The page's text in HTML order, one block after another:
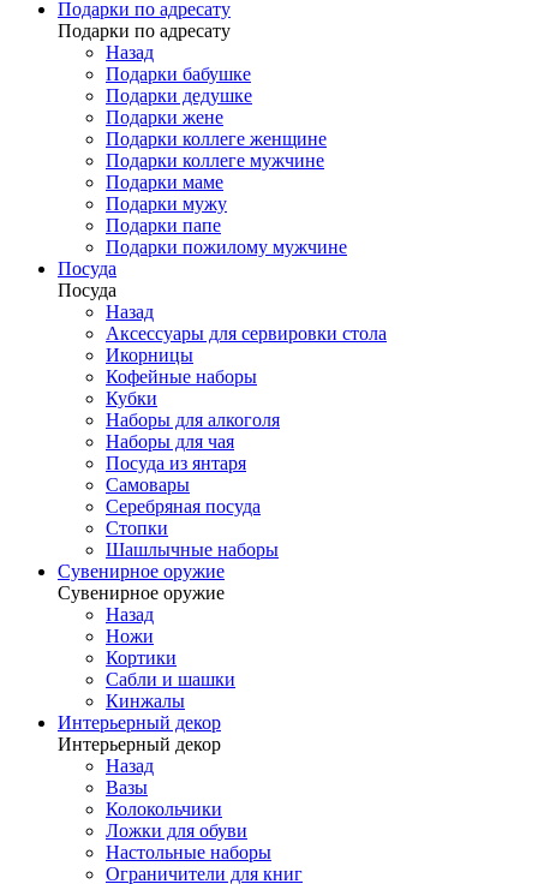
Подарки по адресату
Подарки по адресату
Назад
Подарки бабушке
Подарки дедушке
Подарки жене
Подарки коллеге женщине
Подарки коллеге мужчине
Подарки маме
Подарки мужу
Подарки папе
Подарки пожилому мужчине
Посуда
Посуда
Назад
Аксессуары для сервировки стола
Икорницы
Кофейные наборы
Кубки
Наборы для алкоголя
Наборы для чая
Посуда из янтаря
Самовары
Серебряная посуда
Стопки
Шашлычные наборы
Сувенирное оружие
Сувенирное оружие
Назад
Ножи
Кортики
Сабли и шашки
Кинжалы
Интерьерный декор
Интерьерный декор
Назад
Вазы
Колокольчики
Ложки для обуви
Настольные наборы
Ограничители для книг